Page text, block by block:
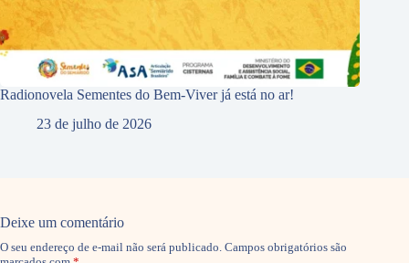
Radionovela Sementes do Bem-Viver já está no ar!
23 de julho de 2026
Deixe um comentário
O seu endereço de e-mail não será publicado. Campos obrigatórios são